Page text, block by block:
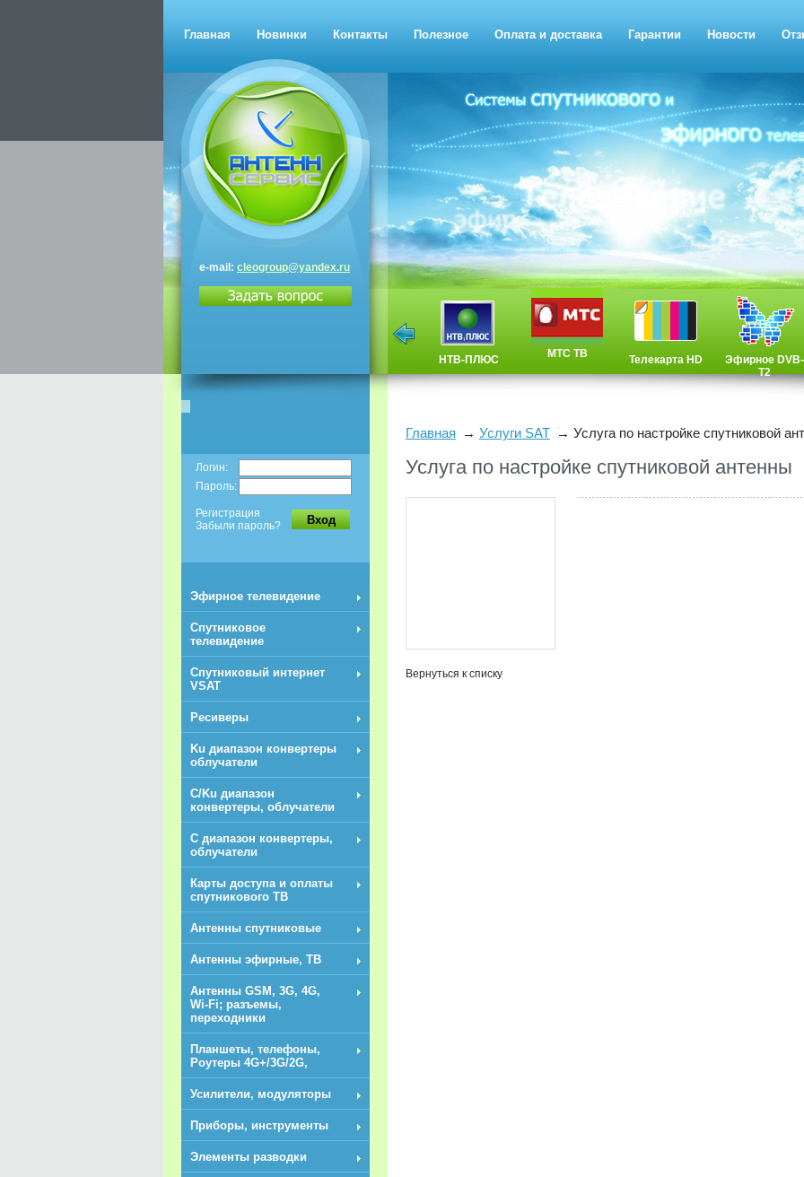
Главная Новинки Контакты Полезное Оплата и доставка Гарантии Новости
e-mail: cleogroup@yandex.ru
Триколор
НТВ-ПЛЮС МТС ТВ Телекарта HD
Эфирное DVB-
T2
Главная Услуги SAT Услуга по настройке спутниковой
Услуга по настройке спутниковой антенны
Вернуться к списку
Логин:
Пароль:
Регистрация
Забыли пароль?
Вход
Эфирное телевидение
Спутниковое
телевидение
Спутниковый интернет
VSAT
Ресиверы
Ku диапазон конвертеры
облучатели
C/Ku диапазон
конвертеры, облучатели
С диапазон конвертеры,
облучатели
Карты доступа и оплаты
спутникового ТВ
Антенны спутниковые
Антенны эфирные, ТВ
Антенны GSM, 3G, 4G,
Wi-Fi; разъемы,
переходники
Планшеты, телефоны,
Роутеры 4G+/3G/2G,
Усилители, модуляторы
Приборы, инструменты
Элементы разводки